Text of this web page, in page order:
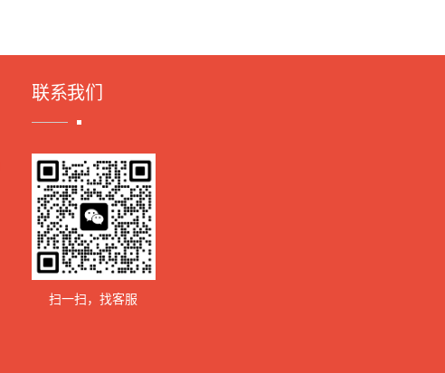
联系我们
扫一扫，找客服